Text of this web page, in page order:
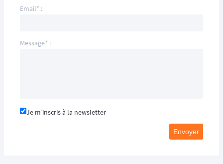
Email* :
Message* :
Je m’inscris à la newsletter
Envoyer